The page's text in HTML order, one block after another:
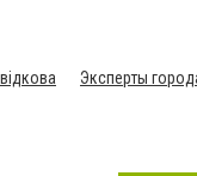
Эксперты